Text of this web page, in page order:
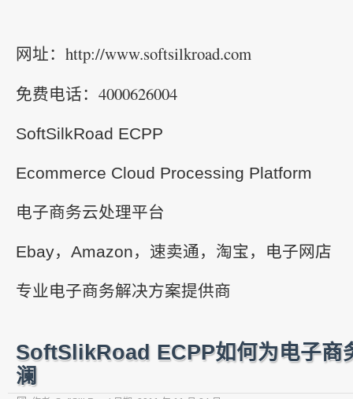
网址： http://www.softsilkroad.com
免费电话： 4000626004
SoftSilkRoad ECPP
Ecommerce Cloud Processing Platform
电子商务云处理平台
Ebay，Amazon，速卖通，淘宝，电子网店
专业电子商务解决方案提供商
SoftSlikRoad ECPP如何为电子商
澜